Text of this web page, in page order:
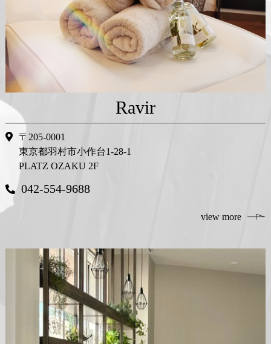
Ravir
〒205-0001
東京都羽村市小作台1-28-1
PLATZ OZAKU 2F
042-554-9688
view more